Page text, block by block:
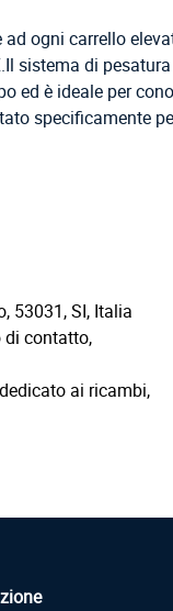
ogni carrello
sistema di
ed è ideale per
specificamente
53031, SI, Italia
contatto,
ai ricambi,